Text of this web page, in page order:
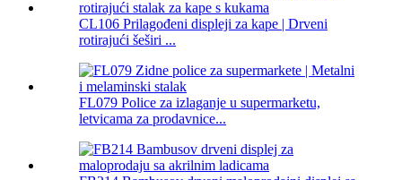
CL106 Prilagođeni displeji za kape | Drveni
rotirajući šeširi ...
FL079 Police za izlaganje u supermarketu,
letvicama za prodavnice...